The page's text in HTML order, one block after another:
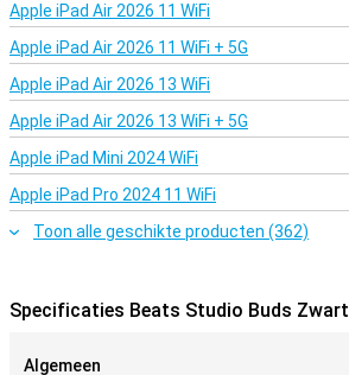
Apple iPad Air 2026 11 WiFi
Apple iPad Air 2026 11 WiFi + 5G
Apple iPad Air 2026 13 WiFi
Apple iPad Air 2026 13 WiFi + 5G
Apple iPad Mini 2024 WiFi
Apple iPad Pro 2024 11 WiFi
Toon alle geschikte producten (362)
Specificaties Beats Studio Buds Zwart
Algemeen